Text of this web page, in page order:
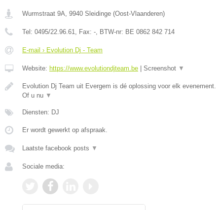
Wurmstraat 9A, 9940 Sleidinge (Oost-Vlaanderen)
Tel: 0495/22.96.61, Fax: -, BTW-nr: BE 0862 842 714
E-mail › Evolution Dj - Team
Website: https://www.evolutiondjteam.be Screenshot ▼
Evolution Dj Team uit Evergem is dé oplossing voor elk evenement.
Of u nu ▼
Diensten: DJ
Er wordt gewerkt op afspraak.
Laatste facebook posts ▼
Sociale media: